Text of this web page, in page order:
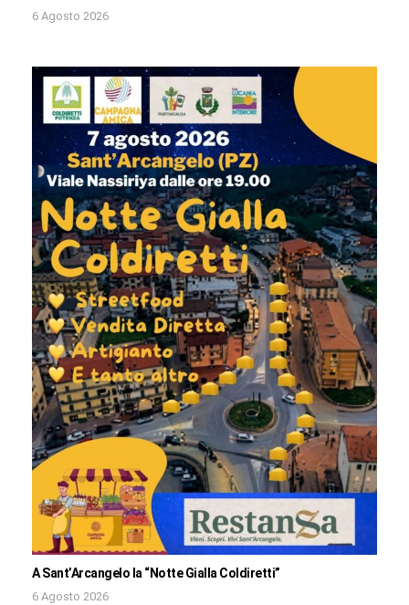
6 Agosto 2026
A Sant’Arcangelo la “Notte Gialla Coldiretti”
6 Agosto 2026